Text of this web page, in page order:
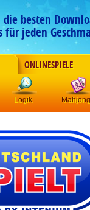
besten
für jeden
ONLINESPIELE
Logik Mahjong